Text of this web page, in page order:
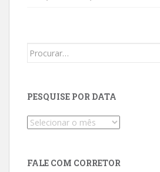
Search
PESQUISE POR DATA
Pesquise
FALE COM CORRETOR